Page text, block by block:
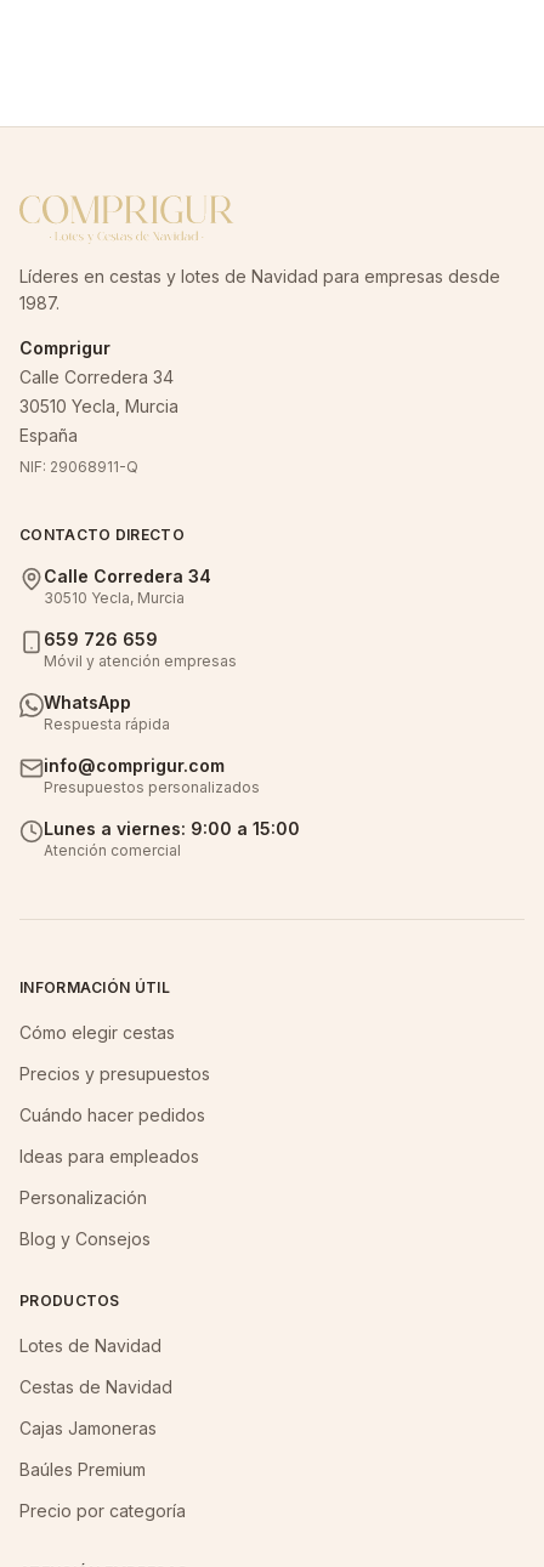
Líderes en cestas y lotes de Navidad para empresas desde
1987.
Comprigur
Calle Corredera 34
30510 Yecla, Murcia
España
NIF: 29068911-Q
CONTACTO DIRECTO
Calle Corredera 34
30510 Yecla, Murcia
659 726 659
Móvil y atención empresas
WhatsApp
Respuesta rápida
info@comprigur.com
Presupuestos personalizados
Lunes a viernes: 9:00 a 15:00
Atención comercial
INFORMACIÓN ÚTIL
Cómo elegir cestas
Precios y presupuestos
Cuándo hacer pedidos
Ideas para empleados
Personalización
Blog y Consejos
PRODUCTOS
Lotes de Navidad
Cestas de Navidad
Cajas Jamoneras
Baúles Premium
Precio por categoría